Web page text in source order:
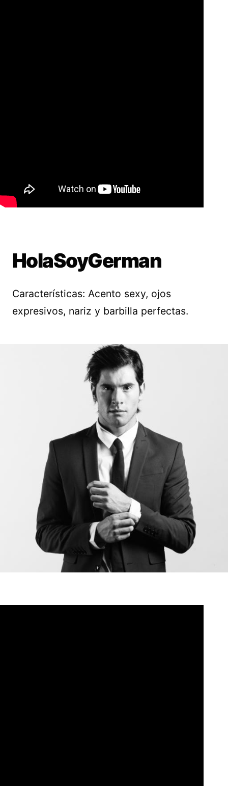
HolaSoyGerman
Características: Acento sexy, ojos
expresivos, nariz y barbilla perfectas.